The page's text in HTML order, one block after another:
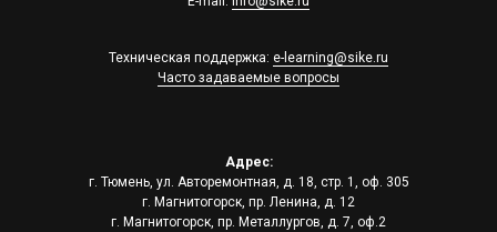
Адрес:
г. Тюмень, ул. Авторемонтная, д. 18, стр. 1, оф. 305
г. Магнитогорск, пр. Ленина, д. 12
г. Магнитогорск, пр. Металлургов, д. 7, оф.2
Техническая поддержка: e-learning@sike.ru
Часто задаваемые вопросы